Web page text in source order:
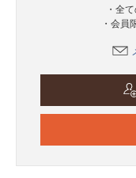
・全
・会員